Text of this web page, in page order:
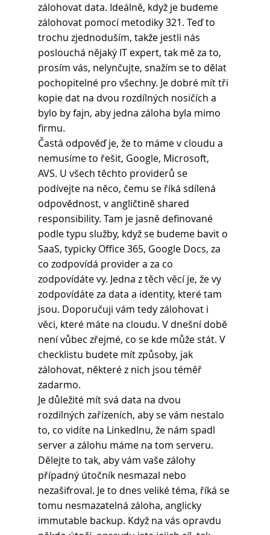
zálohovat data. Ideálně, když je budeme
zálohovat pomocí metodiky 321. Teď to
trochu zjednoduším, takže jestli nás
poslouchá nějaký IT expert, tak mě za to,
prosím vás, nelynčujte, snažím se to dělat
pochopitelné pro všechny. Je dobré mít tři
kopie dat na dvou rozdílných nosičích a
bylo by fajn, aby jedna záloha byla mimo
firmu.
Častá odpověď je, že to máme v cloudu a
nemusíme to řešit, Google, Microsoft,
AVS. U všech těchto providerů se
podívejte na něco, čemu se říká sdílená
odpovědnost, v angličtině shared
responsibility. Tam je jasně definované
podle typu služby, když se budeme bavit o
SaaS, typicky Office 365, Google Docs, za
co zodpovídá provider a za co
zodpovídáte vy. Jedna z těch věcí je, že vy
zodpovídáte za data a identity, které tam
jsou. Doporučuji vám tedy zálohovat i
věci, které máte na cloudu. V dnešní době
není vůbec zřejmé, co se kde může stát. V
checklistu budete mít způsoby, jak
zálohovat, některé z nich jsou téměř
zadarmo.
Je důležité mít svá data na dvou
rozdílných zařízeních, aby se vám nestalo
to, co vidíte na LinkedInu, že nám spadl
server a zálohu máme na tom serveru.
Dělejte to tak, aby vám vaše zálohy
případný útočník nesmazal nebo
nezašifroval. Je to dnes veliké téma, říká se
tomu nesmazatelná záloha, anglicky
immutable backup. Když na vás opravdu